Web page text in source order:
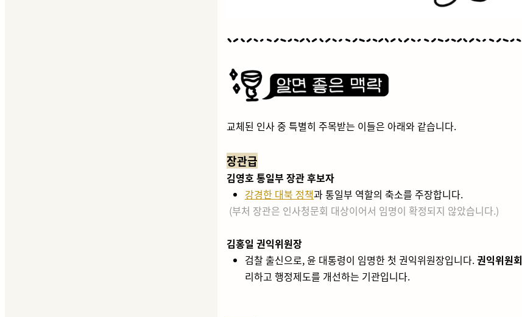
교체된 인사 중 특별히 주목받는 이들은 아래와 같습니다.
장관급
김영호 통일부 장관 후보자
강경한 대북 정책과 통일부 역할의 축소를 주장합니다.
(부처 장관은 인사청문회 대상이어서 임명이 확정되지 않았습니다.)
김홍일 권익위원장
검찰 출신으로, 윤 대통령이 임명한 첫 권익위원장입니다.권익위원회
리하고 행정제도를 개선하는 기관입니다.